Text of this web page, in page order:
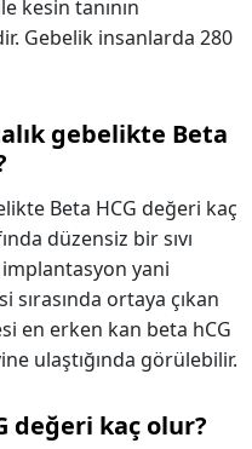
kesin tanının
Gebelik insanlarda 280
gebelikte Beta
Beta HCG değeri kaç
düzensiz bir sıvı
yani
ortaya çıkan
en erken kan beta hCG
ulaştığında görülebilir.
değeri kaç olur?